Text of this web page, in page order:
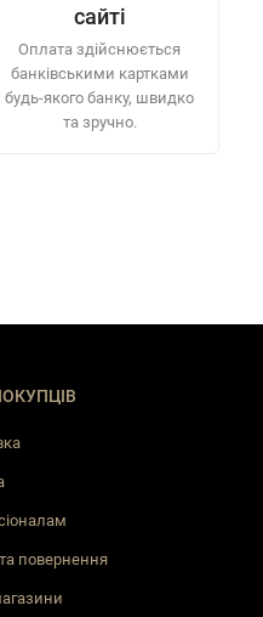
сайті
Оплата здійснюється
банківськими картками
будь-якого банку, швидко
та зручно.
повернення